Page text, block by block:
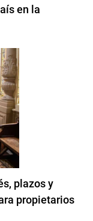
en la
plazos y
propietarios